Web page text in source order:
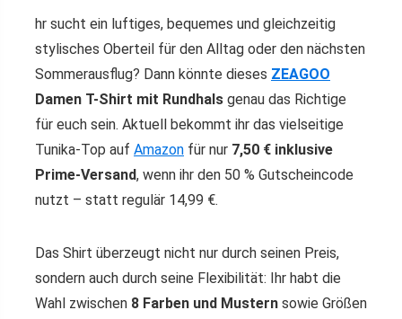
hr sucht ein luftiges, bequemes und gleichzeitig
stylisches Oberteil für den Alltag oder den nächsten
Sommerausflug? Dann könnte dieses ZEAGOO
Damen T-Shirt mit Rundhals genau das Richtige
für euch sein. Aktuell bekommt ihr das vielseitige
Tunika-Top auf Amazon für nur 7,50 € inklusive
Prime-Versand, wenn ihr den 50 % Gutscheincode
nutzt – statt regulär 14,99 €.
Das Shirt überzeugt nicht nur durch seinen Preis,
sondern auch durch seine Flexibilität: Ihr habt die
Wahl zwischen 8 Farben und Mustern sowie Größen